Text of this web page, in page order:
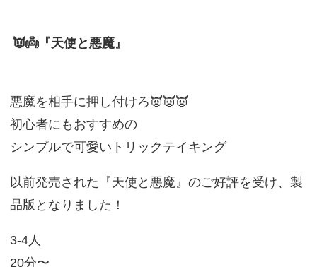
👿👼『天使と悪魔』
悪魔を相手に押し付けろ👿👿👿
初心者にもおすすめの
シンプルで可愛いトリックテイキング
以前発売された『天使と悪魔』のご好評を受け、製
品版となりました！
3-4人
20分〜